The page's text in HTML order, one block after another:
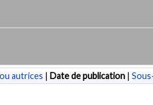
autrices | Date de publication |